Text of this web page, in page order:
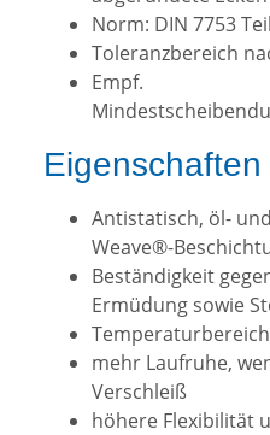
Norm: DIN 7753
Toleranzbereich
Empf.
Eigenschaften
Antistatisch, öl-
Weave®-
Beständigkeit
Ermüdung sowie
mehr Laufruhe,
Verschleiß
höhere Flexibilität